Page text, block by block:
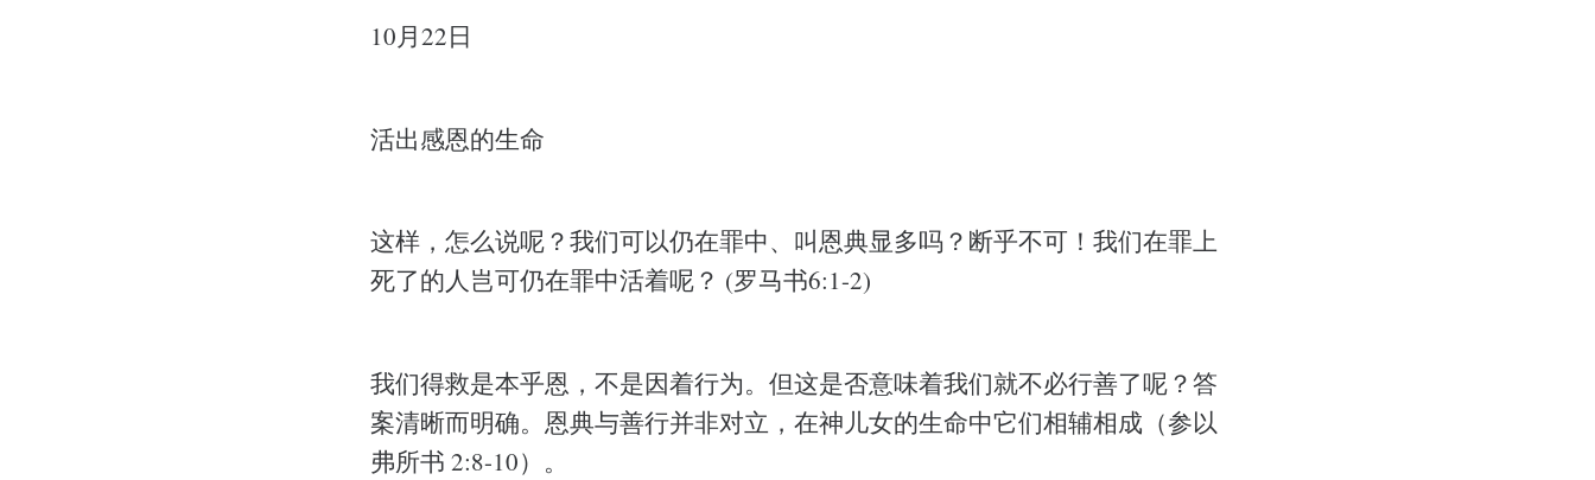
10月22日
活出感恩的生命
这样，怎么说呢？我们可以仍在罪中、叫恩典显多吗？断乎不可！我们在罪上
死了的人岂可仍在罪中活着呢？ (罗马书6:1-2)
我们得救是本乎恩，不是因着行为。但这是否意味着我们就不必行善了呢？答
案清晰而明确。恩典与善行并非对立，在神儿女的生命中它们相辅相成（参以
弗所书 2:8-10）。